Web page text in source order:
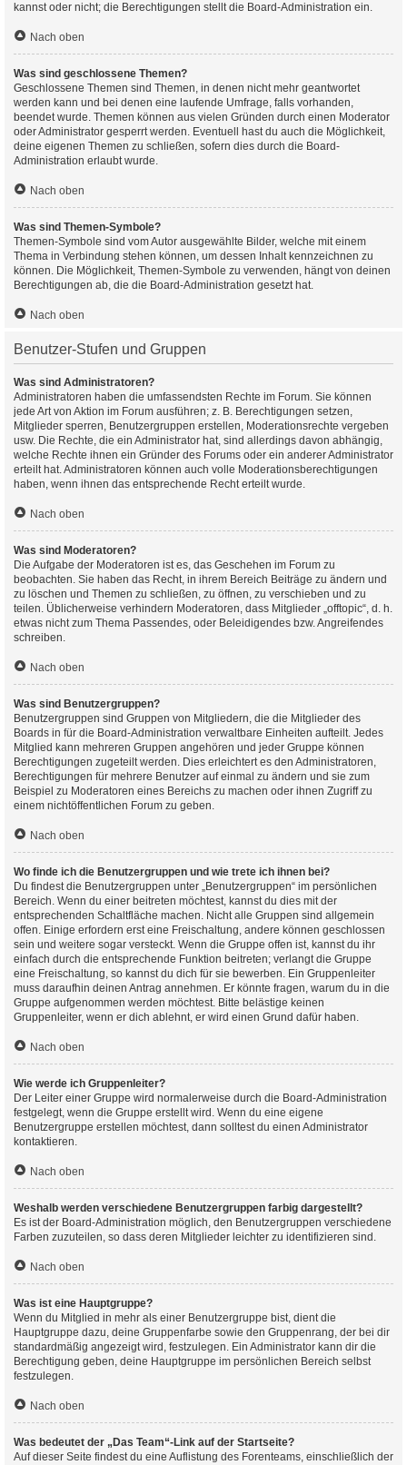
kannst oder nicht; die Berechtigungen stellt die Board-Administration ein.
Nach oben
Was sind geschlossene Themen?
Geschlossene Themen sind Themen, in denen nicht mehr geantwortet
werden kann und bei denen eine laufende Umfrage, falls vorhanden,
beendet wurde. Themen können aus vielen Gründen durch einen Moderator
oder Administrator gesperrt werden. Eventuell hast du auch die Möglichkeit,
deine eigenen Themen zu schließen, sofern dies durch die Board-
Administration erlaubt wurde.
Nach oben
Was sind Themen-Symbole?
Themen-Symbole sind vom Autor ausgewählte Bilder, welche mit einem
Thema in Verbindung stehen können, um dessen Inhalt kennzeichnen zu
können. Die Möglichkeit, Themen-Symbole zu verwenden, hängt von deinen
Berechtigungen ab, die die Board-Administration gesetzt hat.
Nach oben
Benutzer-Stufen und Gruppen
Was sind Administratoren?
Administratoren haben die umfassendsten Rechte im Forum. Sie können
jede Art von Aktion im Forum ausführen; z. B. Berechtigungen setzen,
Mitglieder sperren, Benutzergruppen erstellen, Moderationsrechte vergeben
usw. Die Rechte, die ein Administrator hat, sind allerdings davon abhängig,
welche Rechte ihnen ein Gründer des Forums oder ein anderer Administrator
erteilt hat. Administratoren können auch volle Moderationsberechtigungen
haben, wenn ihnen das entsprechende Recht erteilt wurde.
Nach oben
Was sind Moderatoren?
Die Aufgabe der Moderatoren ist es, das Geschehen im Forum zu
beobachten. Sie haben das Recht, in ihrem Bereich Beiträge zu ändern und
zu löschen und Themen zu schließen, zu öffnen, zu verschieben und zu
teilen. Üblicherweise verhindern Moderatoren, dass Mitglieder „offtopic“, d. h.
etwas nicht zum Thema Passendes, oder Beleidigendes bzw. Angreifendes
schreiben.
Nach oben
Was sind Benutzergruppen?
Benutzergruppen sind Gruppen von Mitgliedern, die die Mitglieder des
Boards in für die Board-Administration verwaltbare Einheiten aufteilt. Jedes
Mitglied kann mehreren Gruppen angehören und jeder Gruppe können
Berechtigungen zugeteilt werden. Dies erleichtert es den Administratoren,
Berechtigungen für mehrere Benutzer auf einmal zu ändern und sie zum
Beispiel zu Moderatoren eines Bereichs zu machen oder ihnen Zugriff zu
einem nichtöffentlichen Forum zu geben.
Nach oben
Wo finde ich die Benutzergruppen und wie trete ich ihnen bei?
Du findest die Benutzergruppen unter „Benutzergruppen“ im persönlichen
Bereich. Wenn du einer beitreten möchtest, kannst du dies mit der
entsprechenden Schaltfläche machen. Nicht alle Gruppen sind allgemein
offen. Einige erfordern erst eine Freischaltung, andere können geschlossen
sein und weitere sogar versteckt. Wenn die Gruppe offen ist, kannst du ihr
einfach durch die entsprechende Funktion beitreten; verlangt die Gruppe
eine Freischaltung, so kannst du dich für sie bewerben. Ein Gruppenleiter
muss daraufhin deinen Antrag annehmen. Er könnte fragen, warum du in die
Gruppe aufgenommen werden möchtest. Bitte belästige keinen
Gruppenleiter, wenn er dich ablehnt, er wird einen Grund dafür haben.
Nach oben
Wie werde ich Gruppenleiter?
Der Leiter einer Gruppe wird normalerweise durch die Board-Administration
festgelegt, wenn die Gruppe erstellt wird. Wenn du eine eigene
Benutzergruppe erstellen möchtest, dann solltest du einen Administrator
kontaktieren.
Nach oben
Weshalb werden verschiedene Benutzergruppen farbig dargestellt?
Es ist der Board-Administration möglich, den Benutzergruppen verschiedene
Farben zuzuteilen, so dass deren Mitglieder leichter zu identifizieren sind.
Nach oben
Was ist eine Hauptgruppe?
Wenn du Mitglied in mehr als einer Benutzergruppe bist, dient die
Hauptgruppe dazu, deine Gruppenfarbe sowie den Gruppenrang, der bei dir
standardmäßig angezeigt wird, festzulegen. Ein Administrator kann dir die
Berechtigung geben, deine Hauptgruppe im persönlichen Bereich selbst
festzulegen.
Nach oben
Was bedeutet der „Das Team“-Link auf der Startseite?
Auf dieser Seite findest du eine Auflistung des Forenteams, einschließlich der